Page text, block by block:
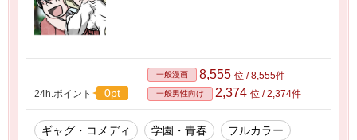
24h.ポイント 0pt
一般漫画 8,555 位 / 8,555件
一般男性向け 2,374 位 / 2,374件
ギャグ・コメディ 学園・青春
フルカラー